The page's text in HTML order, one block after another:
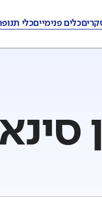
כלים פנימייםכלי